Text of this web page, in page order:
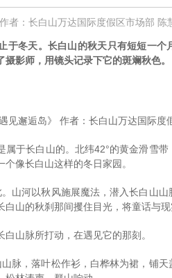
作者：长白山万达国际度假区市场部 陈
于冬天。长白山的秋天只有短短一个
影师，用镜头记录下它的斑斓秋色。
见邂逅岛》 作者：长白山万达国际度
属于长白山的。北纬42°的黄金滑雪
像长白山这样的冬日家园。
山河以秋风施展魔法，潜入长白山
山的秋刹那间攫住目光，将童话与现
山脉所打动，在遇见它的那刻。
脉，落叶松作衫，白桦林为裙，铺